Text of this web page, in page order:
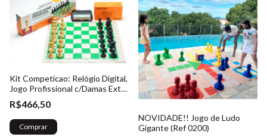
Kit Competicao: Relógio Digital,
Jogo Profissional c/Damas Extra
e tabuleiro - Ref. 070
R$466,50
NOVIDADE!! Jogo de Ludo
Gigante (Ref 0200)